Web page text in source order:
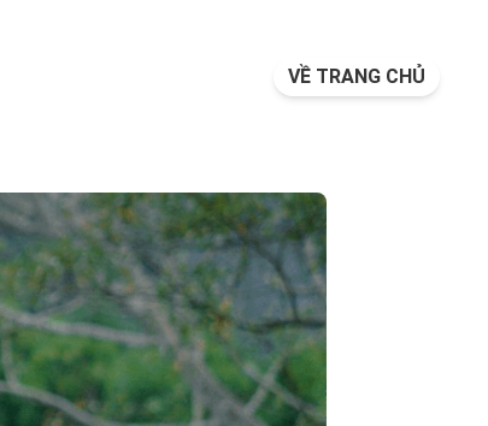
VỀ TRANG CHỦ